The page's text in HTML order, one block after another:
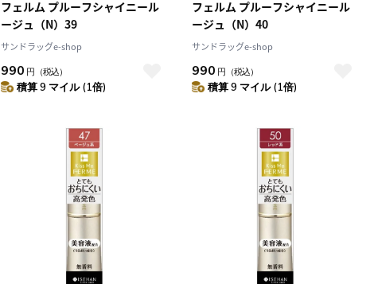
フェルム プルーフシャイニール
ージュ（N）39
サンドラッグe-shop
990 円 （税込）
積算 9 マイル (1倍)
フェルム プルーフシャイニール
ージュ（N）40
サンドラッグe-shop
990 円 （税込）
積算 9 マイル (1倍)